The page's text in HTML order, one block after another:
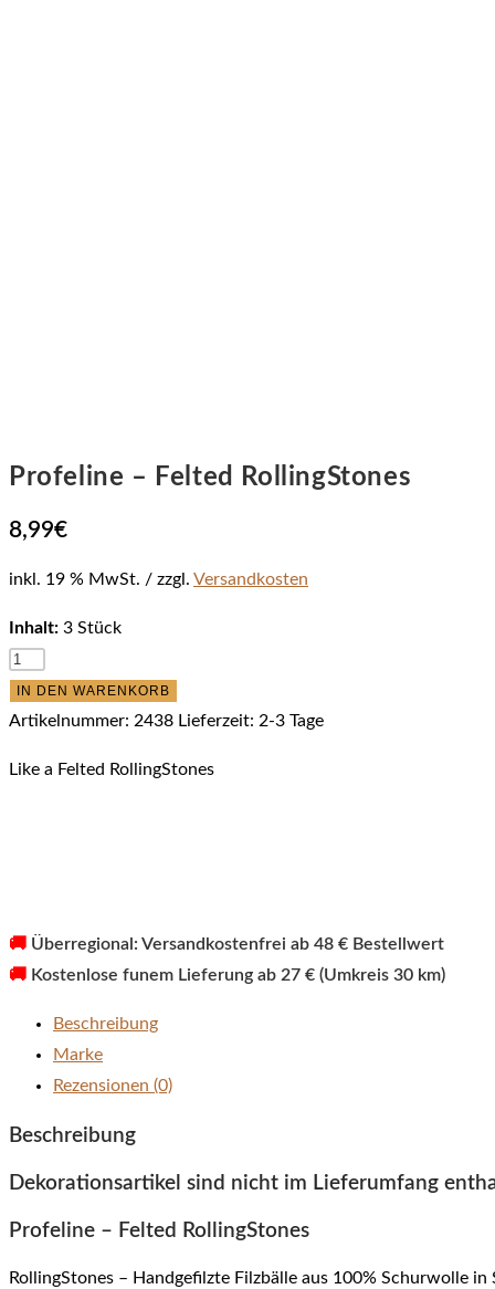
Profeline – Felted RollingStones
8,99€
inkl. 19 % MwSt. zzgl. Versandkosten
Inhalt: 3 Stück
Profeline
Felted
IN DEN WARENKORB
Artikelnummer: 2438 Lieferzeit: 2-3 Tage
Like a Felted RollingStones
🚚 Überregional: Versandkostenfrei ab 48 € Bestellwert
🚚 Kostenlose funem Lieferung ab 27 € (Umkreis 30 km)
Beschreibung
Marke
Rezensionen (0)
Beschreibung
Dekorationsartikel sind nicht im Lieferumfang
Profeline – Felted RollingStones
RollingStones – Handgefilzte Filzbälle aus 100% Schurwolle